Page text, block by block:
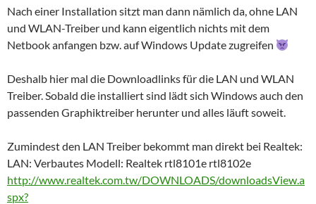
Nach einer Installation sitzt man dann nämlich da, ohne LAN
und WLAN-Treiber und kann eigentlich nichts mit dem
Netbook anfangen bzw. auf Windows Update zugreifen
Deshalb hier mal die Downloadlinks für die LAN und WLAN
Treiber. Sobald die installiert sind lädt sich Windows auch den
passenden Graphiktreiber herunter und alles läuft soweit.
Zumindest den LAN Treiber bekommt man direkt bei Realtek:
LAN: Verbautes Modell: Realtek rtl8101e rtl8102e
http://www.realtek.com.tw/DOWNLOADS/downloadsView.a
spx?